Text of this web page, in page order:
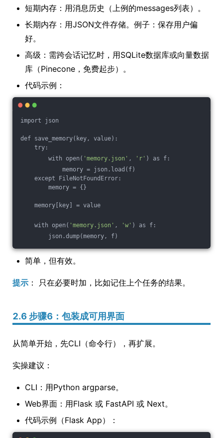
短期内存：用消息历史（上例的messages列表）。
长期内存：用JSON文件存储。例子：保存用户偏
好。
高级：需跨会话记忆时，用SQLite数据库或向量数据
库（Pinecone，免费起步）。
代码示例：
import json
def save_memory(key, value):
try:
with open( 'memory.json' , 'r' ) as f:
memory = json.load(f)
except FileNotFoundError:
memory = {}
memory[key] = value
with open( 'memory.json' , 'w' ) as f:
json.dump(memory, f)
简单，但有效。
提示 ： 只在必要时加，比如记住上个任务的结果。
2.6 步骤6：包装成可用界面
从简单开始，先CLI（命令行），再扩展。
实操建议：
CLI：用Python argparse。
Web界面：用Flask 或 FastAPI 或 Next。
代码示例（Flask App）：